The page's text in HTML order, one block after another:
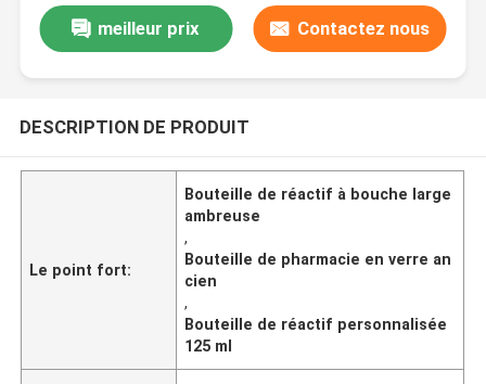
meilleur prix Contactez nous
DESCRIPTION DE PRODUIT
Le point fort:
Bouteille de réactif à bouche large
ambreuse
,
Bouteille de pharmacie en verre an
cien
,
Bouteille de réactif personnalisée
125 ml